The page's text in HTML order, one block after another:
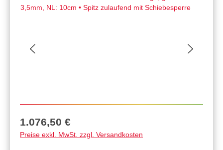
Regulärer Preis:
1.076,50 €
Preise exkl. MwSt. zzgl. Versandkosten